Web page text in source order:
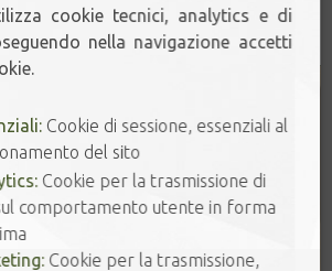
correlati
cookie tecnici, analytics e di
nella navigazione accetti
Cookie di sessione, essenziali al
del sito
Cookie per la trasmissione di
comportamento utente in forma
Cookie per la trasmissione,